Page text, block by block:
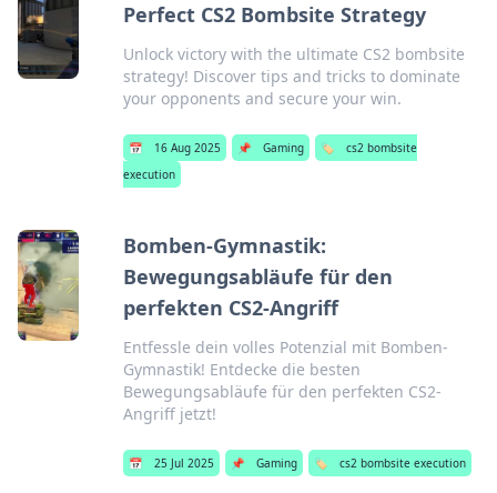
Perfect CS2 Bombsite Strategy
Unlock victory with the ultimate CS2 bombsite
strategy! Discover tips and tricks to dominate
your opponents and secure your win.
📅 16 Aug 2025 📌 Gaming 🏷️
cs2 bombsite
execution
Bomben-Gymnastik:
Bewegungsabläufe für den
perfekten CS2-Angriff
Entfessle dein volles Potenzial mit Bomben-
Gymnastik! Entdecke die besten
Bewegungsabläufe für den perfekten CS2-
Angriff jetzt!
📅 25 Jul 2025 📌 Gaming 🏷️ cs2 bombsite execution